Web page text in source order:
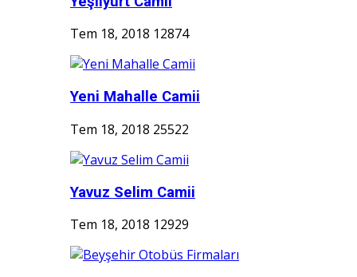
Tem 18, 2018 12874
Yeni Mahalle Camii
Tem 18, 2018 25522
Yavuz Selim Camii
Tem 18, 2018 12929